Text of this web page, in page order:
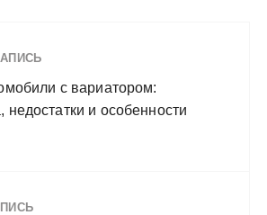
с вариатором:
и особенности